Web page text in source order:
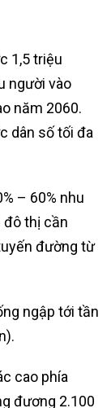
1,5 triệu
người vào
năm 2060.
dân số tối đa
– 60% nhu
đô thị cần
đường từ
ngập tới tần
cao phía
đương 2.100